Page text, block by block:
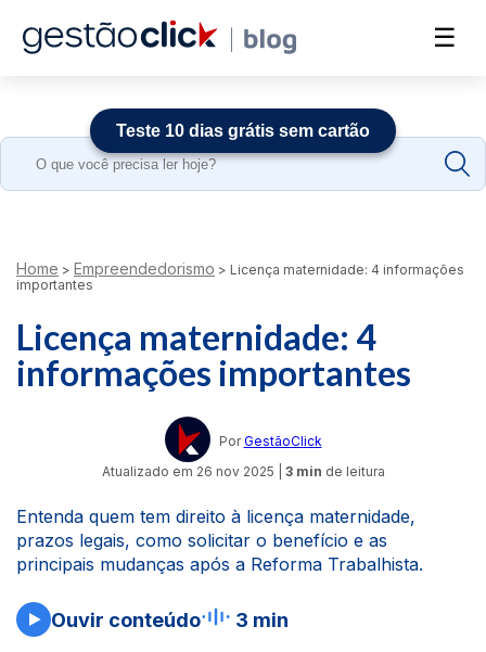
☰
Search
Home > Empreendedorismo > Licença maternidade: 4 informações
importantes
Licença maternidade: 4
informações importantes
Por GestãoClick
Atualizado em 26 nov 2025 3 min de leitura
Entenda quem tem direito à licença maternidade,
prazos legais, como solicitar o benefício e as
principais mudanças após a Reforma Trabalhista.
Ouvir conteúdo 3 min
Teste 10 dias grátis sem cartão